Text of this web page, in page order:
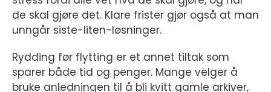
de skal gjøre det. Klare frister gjør også at man
unngår siste-liten-løsninger.
Rydding før flytting er et annet tiltak som
sparer både tid og penger. Mange velger å
bruke anledningen til å bli kvitt gamle arkiver,